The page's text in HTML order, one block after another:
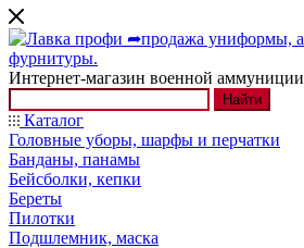
Интернет-магазин военной аммуниции
Найти
Каталог
Головные уборы, шарфы и перчатки
Банданы, панамы
Бейсболки, кепки
Береты
Пилотки
Подшлемник, маска